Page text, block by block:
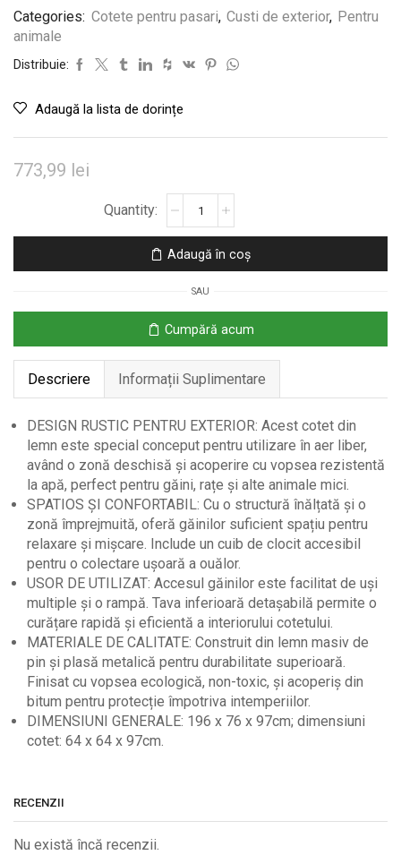
Categories: Cotete pentru pasari, Custi de exterior, Pentru
animale
Distribuie:
Adaugă la lista de dorințe
773,99 lei
pentru
gaini
lemn,
196x76x97cm,
alb/verde
Adaugă în coș
SAU
Cumpără acum
Descriere Informații Suplimentare
DESIGN RUSTIC PENTRU EXTERIOR: Acest cotet din
lemn este special conceput pentru utilizare în aer liber,
având o zonă deschisă și acoperire cu vopsea rezistentă
la apă, perfect pentru găini, rațe și alte animale mici.
SPATIOS ȘI CONFORTABIL: Cu o structură înălțată și o
zonă împrejmuită, oferă găinilor suficient spațiu pentru
relaxare și mișcare. Include un cuib de clocit accesibil
pentru o colectare ușoară a ouălor.
USOR DE UTILIZAT: Accesul găinilor este facilitat de uși
multiple și o rampă. Tava inferioară detașabilă permite o
curățare rapidă și eficientă a interiorului cotetului.
MATERIALE DE CALITATE: Construit din lemn masiv de
pin și plasă metalică pentru durabilitate superioară.
Finisat cu vopsea ecologică, non-toxic, și acoperiș din
bitum pentru protecție împotriva intemperiilor.
DIMENSIUNI GENERALE: 196 x 76 x 97cm; dimensiuni
cotet: 64 x 64 x 97cm.
RECENZII
Nu există încă recenzii.